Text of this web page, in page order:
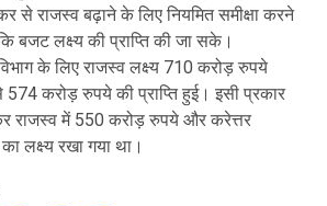
से राजस्व बढ़ाने के लिए नियमित समीक्षा करने
बजट लक्ष्य की प्राप्ति की जा सके।
के लिए राजस्व लक्ष्य 710 करोड़ रुपये
करोड़ रुपये की प्राप्ति हुई। इसी प्रकार
राजस्व में 550 करोड़ रुपये और करेत्तर
लक्ष्य रखा गया था।